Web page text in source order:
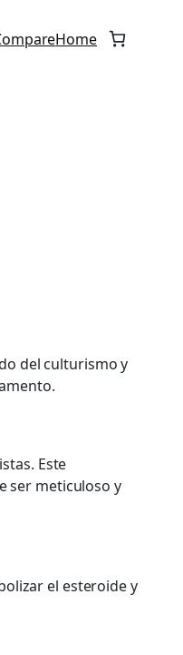
Home
del culturismo y
Este
ser meticuloso y
el esteroide y